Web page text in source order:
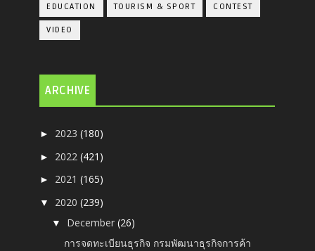
EDUCATION TOURISM & SPORT CONTEST
VIDEO
ARCHIVE
► 2023(180)
► 2022(421)
► 2021(165)
▼ 2020(239)
▼ December(26)
การจดทะเบียนธุรกิจ กรมพัฒนาธุรกิจการค้า